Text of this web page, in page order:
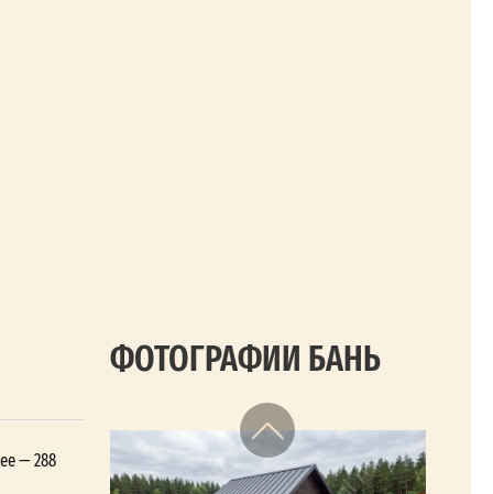
— 288
ФОТОГРАФИИ БАНЬ